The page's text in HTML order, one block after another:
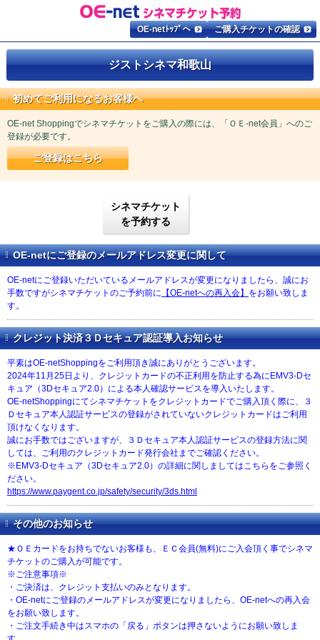
ご購入チケットの確認
OE-netﾄｯﾌﾟへ
ジストシネマ和歌山
初めてご利用になるお客様へ
OE-net Shoppingでシネマチケットをご購入の際には、「ＯＥ-net会員」へのご
登録が必要です。
ご登録はこちら
シネマチケット
を予約する
OE-netにご登録のメールアドレス変更に関して
OE-netにご登録いただいているメールアドレスが変更になりましたら、誠にお
手数ですがシネマチケットのご予約前に 【OE-netへの再入会】 をお願い致しま
す。
クレジット決済３Ｄセキュア認証導入お知らせ
平素はOE-netShoppingをご利用頂き誠にありがとうございます。
2024年11月25日より、クレジットカードの不正利用を防止する為にEMV3-Dセ
キュア（3Dセキュア2.0）による本人確認サービスを導入いたします。
OE-netShoppingにてシネマチケットをクレジットカードでご購入頂く際に、３
Ｄセキュア本人認証サービスの登録がされていないクレジットカードはご利用
頂けなくなります。
誠にお手数ではございますが、３Ｄセキュア本人認証サービスの登録方法に関
しては、ご利用のクレジットカード発行会社までご確認ください。
※EMV3-Dセキュア（3Dセキュア2.0）の詳細に関しましてはこちらをご参照く
ださい。
https://www.paygent.co.jp/safety/security/3ds.html
その他のお知らせ
★ＯＥカードをお持ちでないお客様も、ＥＣ会員(無料)にご入会頂く事でシネマ
チケットのご購入が可能です。
※ご注意事項※
・ご決済は、クレジット支払いのみとなります。
・OE-netにご登録のメールアドレスが変更になりましたら、OE-netへの再入会
をお願い致します。
・ご注文手続き中はスマホの「戻る」ボタンは押さないようにお願い致しま